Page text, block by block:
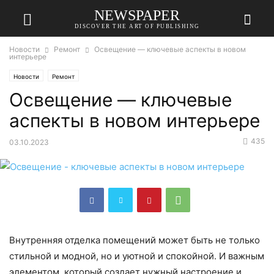
NEWSPAPER
DISCOVER THE ART OF PUBLISHING
Новости Ремонт
Освещение — ключевые аспекты в новом
интерьере
Новости Ремонт
Освещение — ключевые
аспекты в новом интерьере
03.10.2023 435
Внутренняя отделка помещений может быть не только
стильной и модной, но и уютной и спокойной. И важным